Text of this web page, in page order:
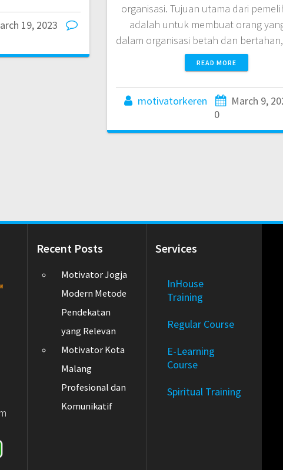
19, 2023
organisasi. Tujuan utama dari
adalah untuk membuat orang
dalam organisasi betah dan
READ MORE
motivatorkeren
March 9,
0
Recent Posts
Motivator Jogja
Modern Metode
Pendekatan
yang Relevan
Motivator Kota
Malang
Profesional dan
Komunikatif
Services
InHouse
Training
Regular Course
E-Learning
Course
Spiritual Training